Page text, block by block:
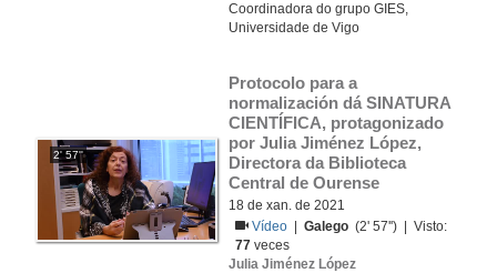
Coordinadora do grupo GIES,
Universidade de Vigo
2' 57''
Protocolo para a
normalización dá SINATURA
CIENTÍFICA, protagonizado
por Julia Jiménez López,
Directora da Biblioteca
Central de Ourense
18 de xan. de 2021
Vídeo
|Galego (2' 57'') | Visto:
77 veces
Julia Jiménez López